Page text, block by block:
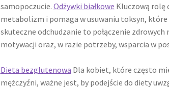
samopoczucie. Odżywki białkowe Kluczową rolę
metabolizm i pomaga w usuwaniu toksyn, które
skuteczne odchudzanie to połączenie
motywacji oraz, w razie potrzeby, wsparcia w
Dieta bezglutenowa Dla kobiet, które często
mężczyźni, ważne jest, by podejście do diety